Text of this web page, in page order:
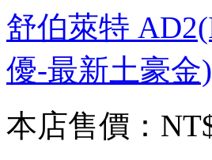
舒伯萊特
優-最新土豪金)
本店售價：